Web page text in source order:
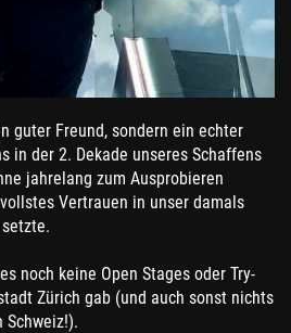
guter Freund, sondern ein echter
in der 2. Dekade unseres Schaffens
jahrelang zum Ausprobieren
Vertrauen in unser damals
noch keine Open Stages oder Try-
Zürich gab (und auch sonst nichts
Schweiz!).